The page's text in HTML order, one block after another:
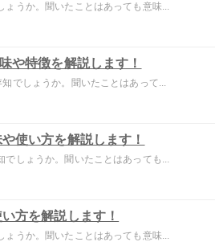
ょうか。聞いたことはあっても意味...
や特徴を解説します！
知でしょうか。聞いたことはあって...
使い方を解説します！
でしょうか。聞いたことはあっても...
方を解説します！
ょうか。聞いたことはあっても意味...